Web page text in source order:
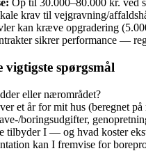
Op til 30.000–80.000 kr. ved
krav til vejgravning/
kan kræve opgradering
sikrer performance —
spørgsmål
eller nærområdet?
et år for mit hus (beregnet på
boringsudgifter,
tilbyder I — og hvad koster
kan I fremvise for